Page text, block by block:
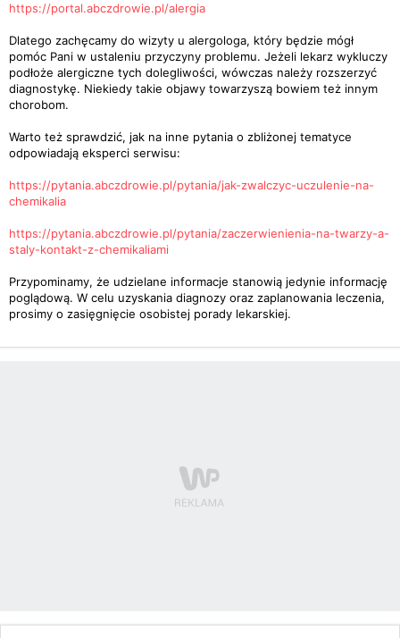
https://portal.abczdrowie.pl/alergia
Dlatego zachęcamy do wizyty u alergologa, który będzie mógł
pomóc Pani w ustaleniu przyczyny problemu. Jeżeli lekarz wykluczy
podłoże alergiczne tych dolegliwości, wówczas należy rozszerzyć
diagnostykę. Niekiedy takie objawy towarzyszą bowiem też innym
chorobom.
Warto też sprawdzić, jak na inne pytania o zbliżonej tematyce
odpowiadają eksperci serwisu:
https://pytania.abczdrowie.pl/pytania/jak-zwalczyc-uczulenie-na-
chemikalia
https://pytania.abczdrowie.pl/pytania/zaczerwienienia-na-twarzy-a-
staly-kontakt-z-chemikaliami
Przypominamy, że udzielane informacje stanowią jedynie informację
poglądową. W celu uzyskania diagnozy oraz zaplanowania leczenia,
prosimy o zasięgnięcie osobistej porady lekarskiej.